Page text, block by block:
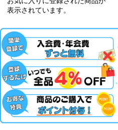
表示されています。